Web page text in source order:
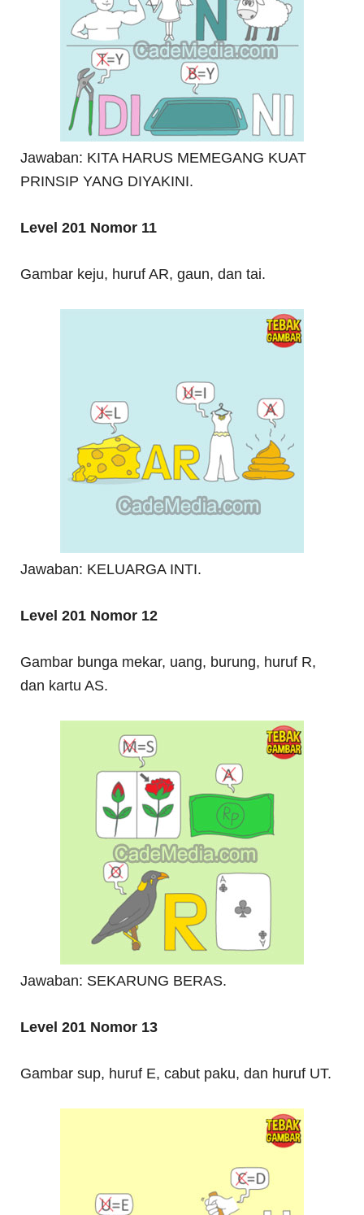
Jawaban: KITA HARUS MEMEGANG KUAT
PRINSIP YANG DIYAKINI.
Level 201 Nomor 11
Gambar keju, huruf AR, gaun, dan tai.
Jawaban: KELUARGA INTI.
Level 201 Nomor 12
Gambar bunga mekar, uang, burung, huruf R,
dan kartu AS.
Jawaban: SEKARUNG BERAS.
Level 201 Nomor 13
Gambar sup, huruf E, cabut paku, dan huruf UT.